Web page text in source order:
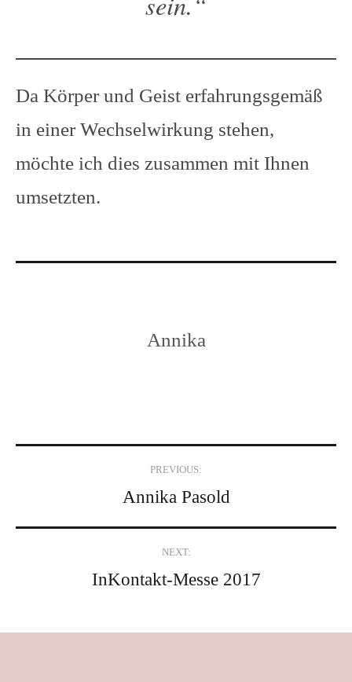
Da Körper und Geist erfahrungsgemäß
in einer Wechselwirkung stehen,
möchte ich dies zusammen mit Ihnen
umsetzten.
Annika
navigation
PREVIOUS:
Annika Pasold
NEXT:
InKontakt-Messe 2017